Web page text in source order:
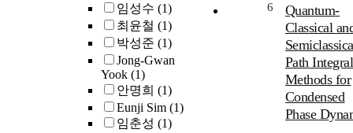
임성수 (1)
최윤철 (1)
박성준 (1)
Jong-Gwan
Yook (1)
안명희 (1)
Eunji Sim (1)
임춘성 (1)
6
Quantum-
Classical
Path Integral
Methods for
Condensed
Phase